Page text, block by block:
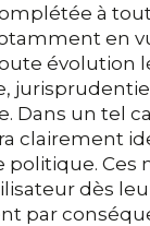
à
en
évolution
Dans un tel
clairement
politique. Ces
dès
par